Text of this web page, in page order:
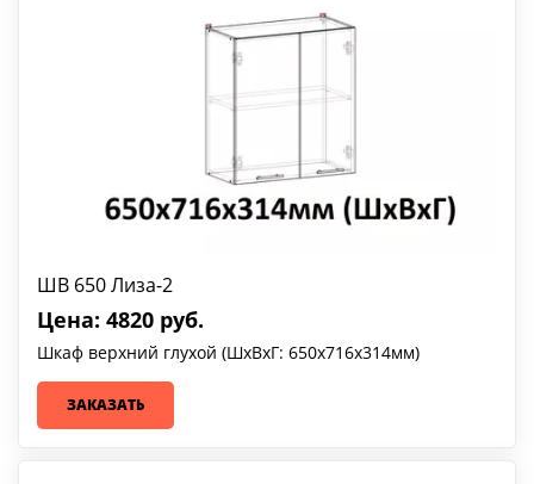
ШВ 650 Лиза-2
Цена: 4820 руб.
Шкаф верхний глухой (ШхВхГ: 650х716х314мм)
ЗАКАЗАТЬ